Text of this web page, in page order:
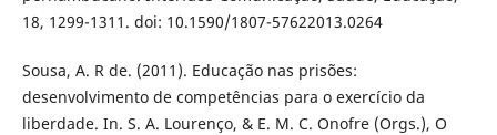
18, 1299-1311. doi: 10.1590/1807-57622013.0264
Sousa, A. R de. (2011). Educação nas prisões:
desenvolvimento de competências para o exercício da
liberdade. In. S. A. Lourenço, & E. M. C. Onofre (Orgs.), O